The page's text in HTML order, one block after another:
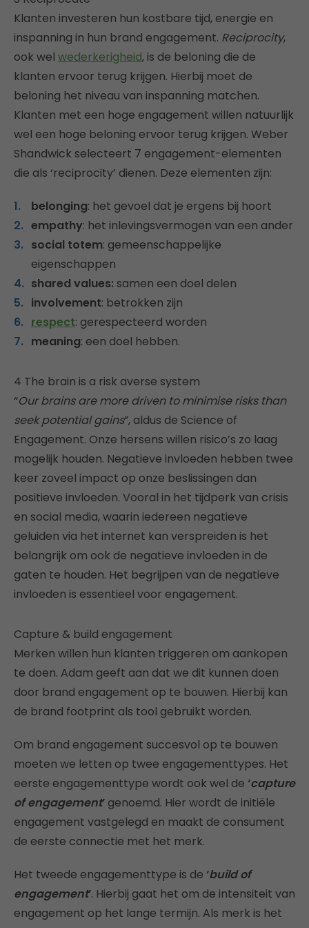
Klanten investeren hun kostbare tijd, energie en
inspanning in hun brand engagement. Reciprocity,
ook wel wederkerigheid, is de beloning die de
klanten ervoor terug krijgen. Hierbij moet de
beloning het niveau van inspanning matchen.
Klanten met een hoge engagement willen natuurlijk
wel een hoge beloning ervoor terug krijgen. Weber
Shandwick selecteert 7 engagement-elementen
die als ‘reciprocity’ dienen. Deze elementen zijn:
belonging: het gevoel dat je ergens bij hoort
empathy: het inlevingsvermogen van een ander
social totem: gemeenschappelijke
eigenschappen
shared values: samen een doel delen
involvement: betrokken zijn
respect: gerespecteerd worden
meaning: een doel hebben.
4 The brain is a risk averse system
“Our brains are more driven to minimise risks than
seek potential gains”, aldus de Science of
Engagement. Onze hersens willen risico’s zo laag
mogelijk houden. Negatieve invloeden hebben twee
keer zoveel impact op onze beslissingen dan
positieve invloeden. Vooral in het tijdperk van crisis
en social media, waarin iedereen negatieve
geluiden via het internet kan verspreiden is het
belangrijk om ook de negatieve invloeden in de
gaten te houden. Het begrijpen van de negatieve
invloeden is essentieel voor engagement.
Capture & build engagement
Merken willen hun klanten triggeren om aankopen
te doen. Adam geeft aan dat we dit kunnen doen
door brand engagement op te bouwen. Hierbij kan
de brand footprint als tool gebruikt worden.
Om brand engagement succesvol op te bouwen
moeten we letten op twee engagementtypes. Het
eerste engagementtype wordt ook wel de ‘capture
of engagement’ genoemd. Hier wordt de initiële
engagement vastgelegd en maakt de consument
de eerste connectie met het merk.
Het tweede engagementtype is de ‘build of
engagement’. Hierbij gaat het om de intensiteit van
engagement op het lange termijn. Als merk is het